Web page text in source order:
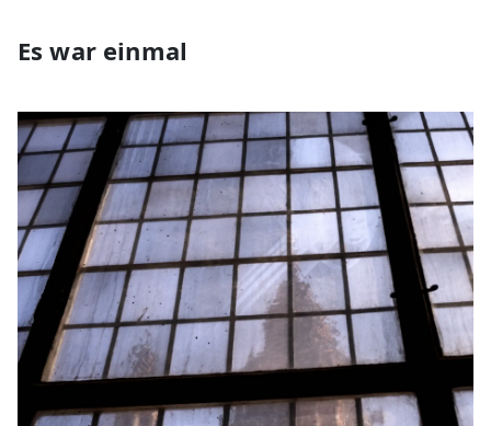
Es war einmal